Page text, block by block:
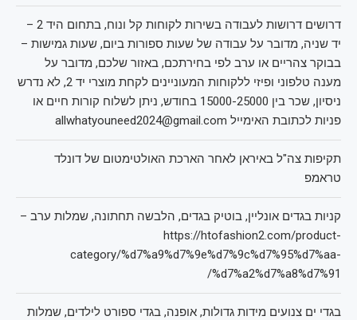
דרושים דרושות לעבודה בשירות לקוחות קל ונוח, בתחום היד 2 –
יד שניה, מדובר על עבודה של שעות ספורות ביום, שעות גמישות –
בבוקר צהריים או ערב לפי בחירתכם, באזור שלכם, מדובר על
מענה טלפוני ופיזי ללקוחות המעוניינים לקחת מוצרי יד 2, לא נדרש
ניסיון, שכר בין 15000-25000 בחודש, ניתן לשלוח קורות חיים או
פניות לכתובת האימייל allwhatyouneed2024@gmail.com
תקיפות צה"ל באיראן לאחר הארכת האולטימטום של דונלד
טראמפ
קניות בגדים אונליין, בוטיק בגדים, הלבשה תחתונה, שמלות ערב –
https://htofashion2.com/product-
category/%d7%a9%d7%9e%d7%9c%d7%95%d7%aa-
%d7%a2%d7%a8%d7%91/
בגדי ים צנועים מידות גדולות, אופנה, בגדי ספורט לילדים, שמלות